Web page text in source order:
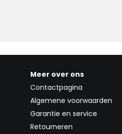
Meer over ons
Contactpagina
Algemene voorwaarden
Garantie en service
Retourneren